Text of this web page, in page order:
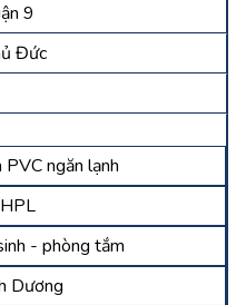
9
Đức
ngăn lạnh
- phòng tắm
Dương